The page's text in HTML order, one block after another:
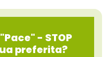
- STOP
preferita?